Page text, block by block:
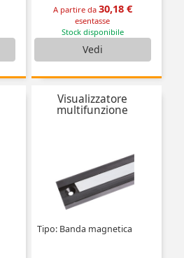
A partire da 30,18 €
esentasse
Stock disponibile
Vedi
Visualizzatore
multifunzione
Tipo: Banda magnetica